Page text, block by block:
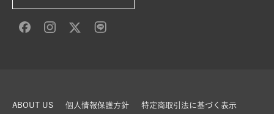
ABOUT US 個人情報保護方針 特定商取引法に基づく表示